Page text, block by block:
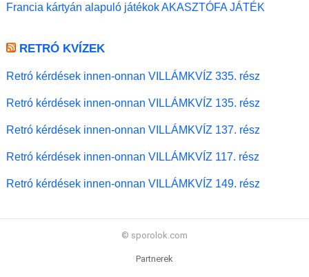
Francia kártyán alapuló játékok AKASZTÓFA JÁTÉK
RETRÓ KVÍZEK
Retró kérdések innen-onnan VILLÁMKVÍZ 335. rész
Retró kérdések innen-onnan VILLÁMKVÍZ 135. rész
Retró kérdések innen-onnan VILLÁMKVÍZ 137. rész
Retró kérdések innen-onnan VILLÁMKVÍZ 117. rész
Retró kérdések innen-onnan VILLÁMKVÍZ 149. rész
© sporolok.com
Partnerek